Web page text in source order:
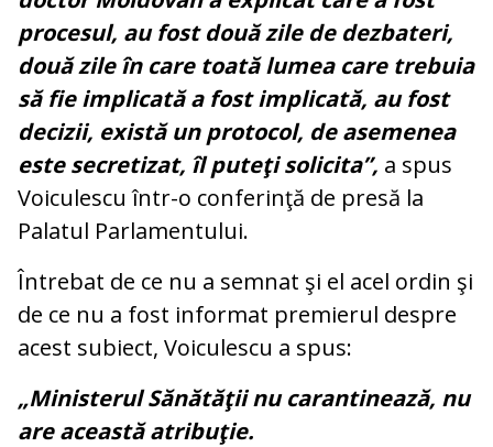
procesul, au fost două zile de dezbateri,
două zile în care toată lumea care trebuia
să fie implicată a fost implicată, au fost
decizii, există un protocol, de asemenea
este secretizat, îl puteţi solicita”, a spus
Voiculescu într-o conferinţă de presă la
Palatul Parlamentului.
Întrebat de ce nu a semnat şi el acel ordin şi
de ce nu a fost informat premierul despre
acest subiect, Voiculescu a spus:
„Ministerul Sănătăţii nu carantinează, nu
are această atribuţie.